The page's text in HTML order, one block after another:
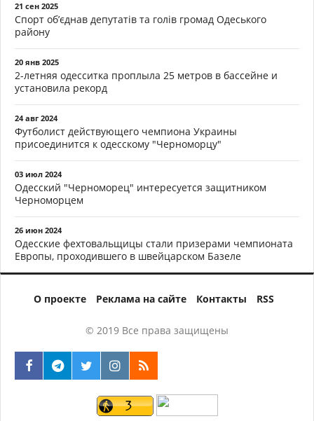
21 сен 2025
Спорт об’єднав депутатів та голів громад Одеського
району
20 янв 2025
2-летняя одесситка проплыла 25 метров в бассейне и
установила рекорд
24 авг 2024
Футболист действующего чемпиона Украины
присоединится к одесскому "Черноморцу"
03 июл 2024
Одесский "Черноморец" интересуется защитником
Черноморцем
26 июн 2024
Одесские фехтовальщицы стали призерами чемпионата
Европы, проходившего в швейцарском Базеле
О проекте Реклама на сайте Контакты RSS
© 2019 Все права защищены